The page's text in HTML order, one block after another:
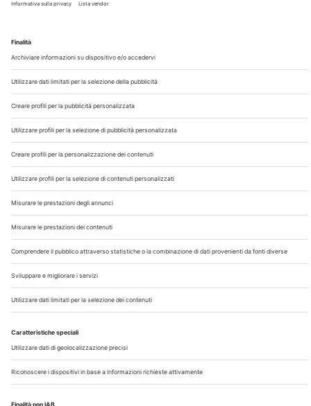
Chi Siamo
Contatti
Note Legali
Privacy
| Tel. 02/881841 | Sede legale: Viale Enrico Forlanini 21 -
20134 Milano (Italy)